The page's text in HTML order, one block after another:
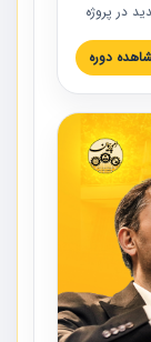
در پروژه
قراردادی
ارائه شد.
دوره